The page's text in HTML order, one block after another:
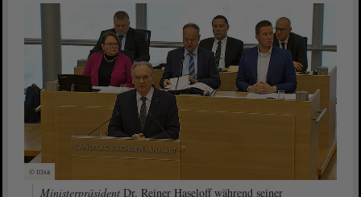
© ltlsa
Ministerpräsident Dr. Reiner Haseloff während seiner